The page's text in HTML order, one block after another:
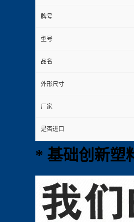
牌号
型号
品名
外形尺寸
厂家
是否进口
* 基础创新塑